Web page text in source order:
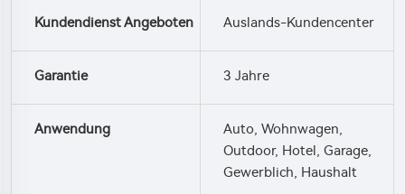
Kundendienst Angeboten Auslands-Kundencenter
Garantie 3 Jahre
Anwendung
Auto, Wohnwagen,
Outdoor, Hotel, Garage,
Gewerblich, Haushalt